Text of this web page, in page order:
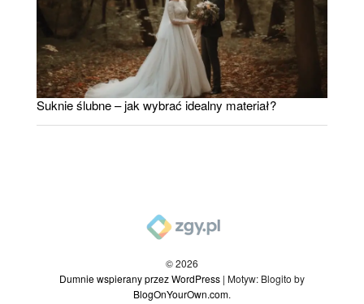
Suknie ślubne – jak wybrać idealny materiał?
© 2026
Dumnie wspierany przez WordPress | Motyw: Blogito by
BlogOnYourOwn.com.